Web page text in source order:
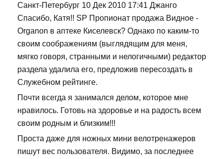
Санкт-Петербург 10 Дек 2010 17:41 Джанго
Спасибо, Катя!! SP Пропионат продажа Видное -
Organon в аптеке Киселевск? Однако по каким-то
своим соображениям (выглядящим для меня,
мягко говоря, странными и нелогичными) редактор
раздела удалила его, предложив пересоздать в
Служебном рейтинге.
Почти всегда я занимался делом, которое мне
нравилось. Готовь на здоровье и на радость всем
своим родным и близким!!!
Проста даже для ножных мини велотренажеров
пишут вес пользователя. Видимо, за последнее